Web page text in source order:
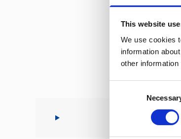
This website
We use cookies
information
other
Pust ut gjennom
Gjenta i det andre
Hold hodet
en ubehagelig